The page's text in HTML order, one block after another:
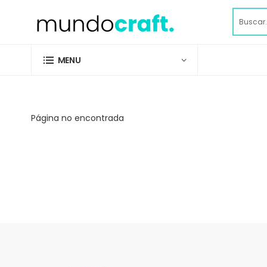
MENU
Página no encontrada